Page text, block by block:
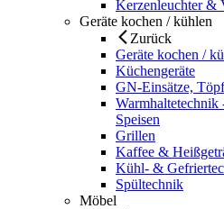
Kerzenleuchter &
Geräte kochen / kühlen
Zurück
Geräte kochen /
Küchengeräte
GN-Einsätze,
Speisen
Grillen
Kaffee &
Kühl- &
Spültechnik
Möbel